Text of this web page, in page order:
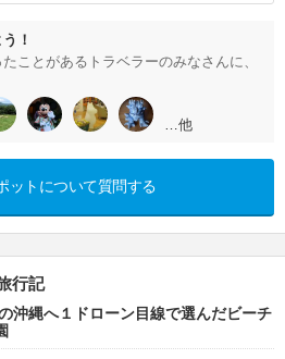
！
ことがあるトラベラーのみなさんに、
…他
ットについて質問する
行記
沖縄へ１ドローン目線で選んだビーチ